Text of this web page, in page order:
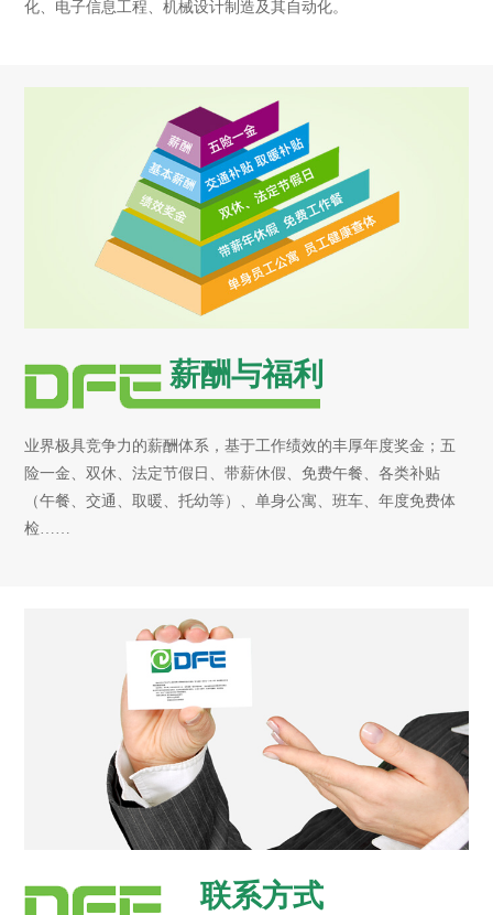
化、电子信息工程、机械设计制造及其自动化。
薪酬与福利
业界极具竞争力的薪酬体系，基于工作绩效的丰厚年度奖金；五
险一金、双休、法定节假日、带薪休假、免费午餐、各类补贴
（午餐、交通、取暖、托幼等）、单身公寓、班车、年度免费体
检……
联系方式